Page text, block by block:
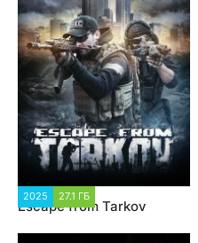
2025 27.1 ГБ
Escape from Tarkov